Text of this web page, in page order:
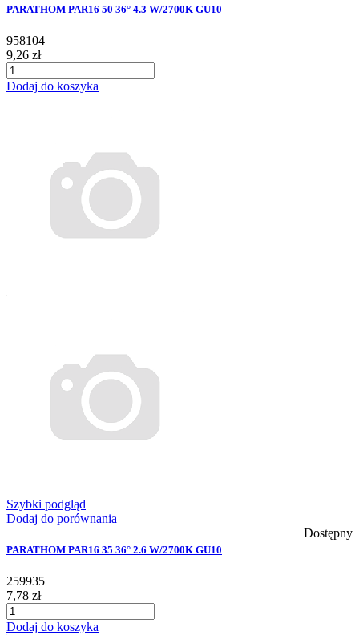
PARATHOM PAR16 50 36° 4.3 W/2700K GU10
958104
9,26 zł
Dodaj do koszyka
Szybki podgląd
Dodaj do porównania
Dostępny
PARATHOM PAR16 35 36° 2.6 W/2700K GU10
259935
7,78 zł
Dodaj do koszyka